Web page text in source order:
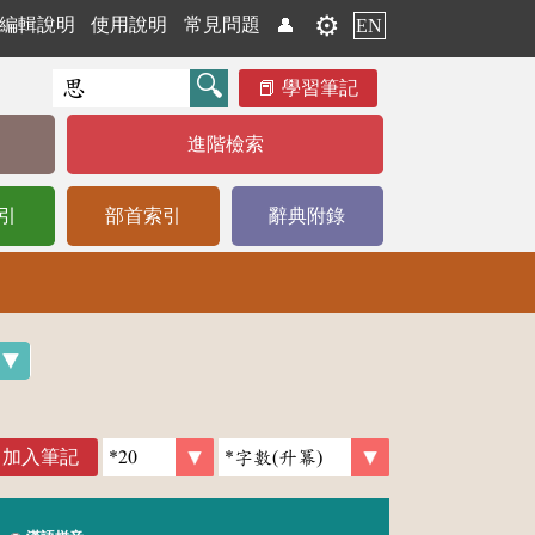
輯說明 使用說明 常見問題 👤 ⚙️ EN
學習筆記
進階檢索
部首索引 辭典附錄
加入筆記